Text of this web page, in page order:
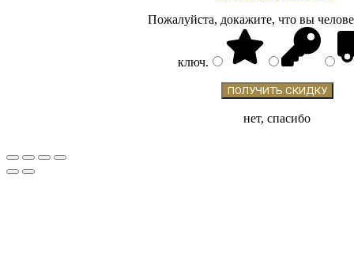
Пожалуйста, докажите, что вы
ключ.
нет, спасибо